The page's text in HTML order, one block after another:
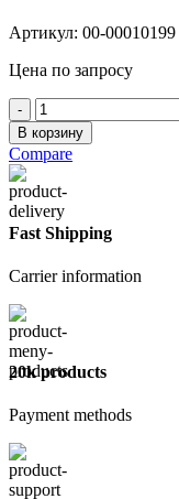
Артикул: 00-00010199
Цена по запросу
Количество
товара
Сетка
сварная
ОЦК
12,5х12,5х0,6мм
(1мх15м/15м2)
В корзину
Compare
Fast Shipping
Carrier information
20k products
Payment methods